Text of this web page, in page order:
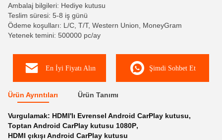
Ambalaj bilgileri: Hediye kutusu
Teslim süresi: 5-8 iş günü
Ödeme koşulları: L/C, T/T, Western Union, MoneyGram
Yetenek temini: 500000 pc/ay
En İyi Fiyatı Alın Şimdi Sohbet Et
Ürün Ayrıntıları Ürün Tanımı
Vurgulamak: HDMI'lı Evrensel Android CarPlay kutusu,
Toptan Android CarPlay kutusu 1080P,
HDMI çıkışı Android CarPlay kutusu